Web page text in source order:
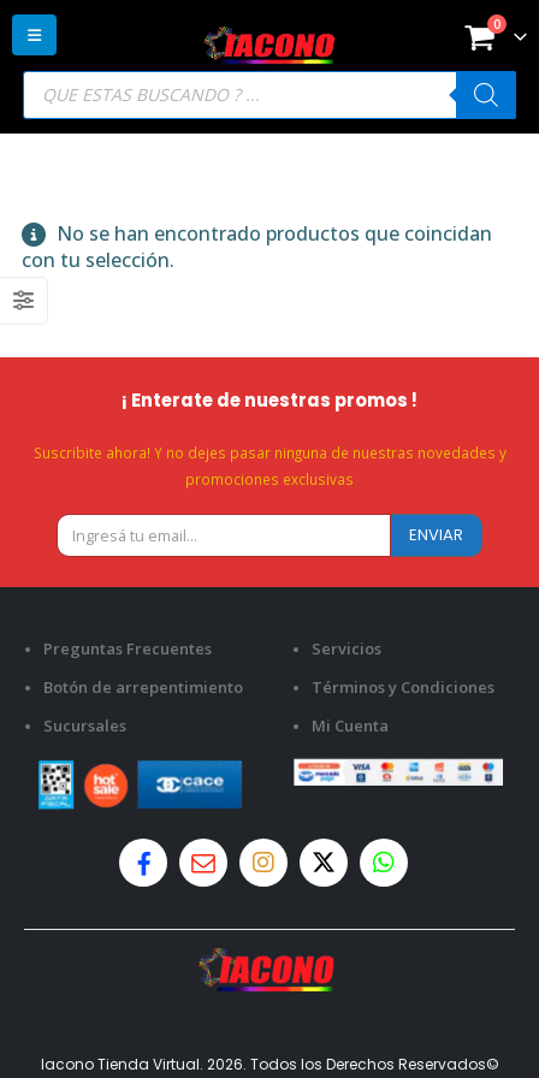
Búsqueda
productos
0
No se han encontrado productos que coincidan
con tu selección.
¡ Enterate de nuestras promos !
Suscribite ahora! Y no dejes pasar ninguna de nuestras novedades y
promociones exclusivas
Preguntas Frecuentes
Botón de arrepentimiento
Sucursales
Servicios
Términos y Condiciones
Mi Cuenta
Iacono Tienda Virtual. 2026. Todos los Derechos Reservados©